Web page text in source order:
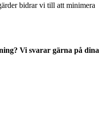
bidrar vi till att minimera
Vi svarar gärna på dina